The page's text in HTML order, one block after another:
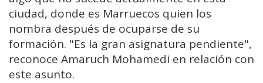
ciudad, donde es Marruecos quien los
nombra después de ocuparse de su
formación. "Es la gran asignatura pendiente",
reconoce Amaruch Mohamedi en relación con
este asunto.